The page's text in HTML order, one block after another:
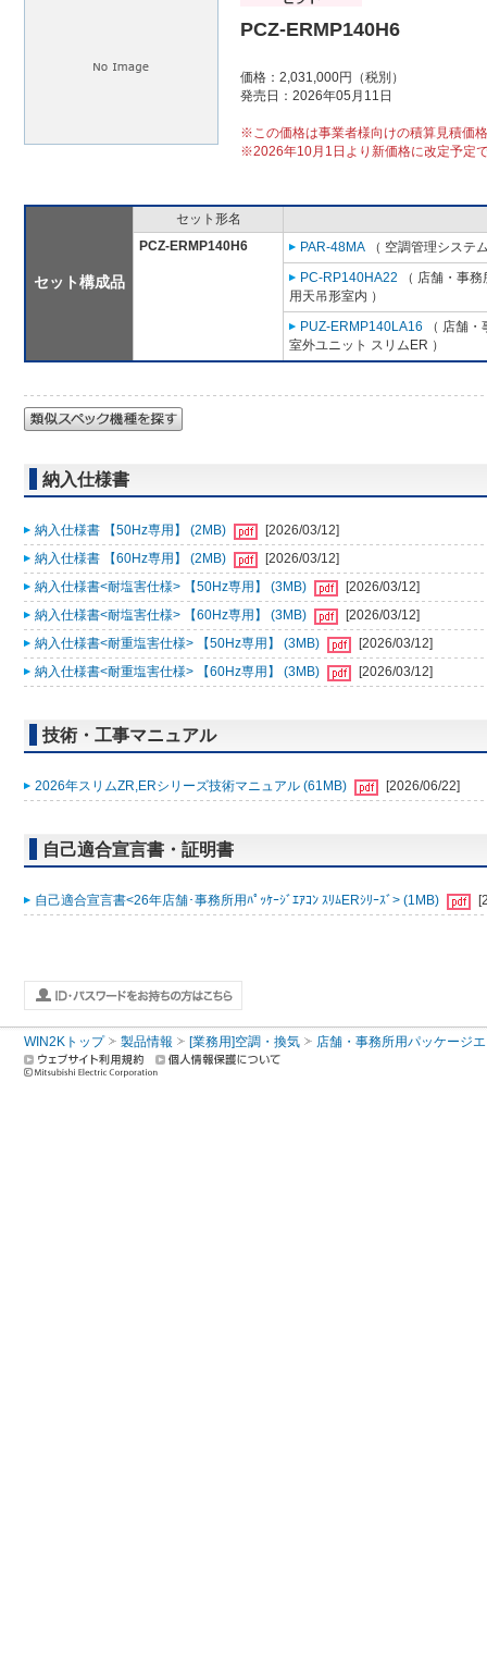
PCZ-ERMP140H6
価格：2,031,000円（税別）
発売日：2026年05月11日
※この価格は事業者様向けの積算見積価
※2026年10月1日より新価格に改定予定
セット構成品
セット形名
PCZ-ERMP140H6
PAR-48MA （ 空調管理システ
PC-RP140HA22 （ 店舗・事
用天吊形室内 ）
PUZ-ERMP140LA16 （ 店舗
室外ユニット スリムER ）
納入仕様書
納入仕様書 【50Hz専用】 (2MB)
[2026/03/12]
納入仕様書 【60Hz専用】 (2MB)
[2026/03/12]
納入仕様書<耐塩害仕様> 【50Hz専用】 (3MB)
[2026/03/12]
納入仕様書<耐塩害仕様> 【60Hz専用】 (3MB)
[2026/03/12]
納入仕様書<耐重塩害仕様> 【50Hz専用】 (3MB)
[2026/03/12]
納入仕様書<耐重塩害仕様> 【60Hz専用】 (3MB)
[2026/03/12]
技術・工事マニュアル
2026年スリムZR,ERシリーズ技術マニュアル (61MB) [2026/06/22]
自己適合宣言書・証明書
自己適合宣言書<26年店舗･事務所用ﾊﾟｯｹｰｼﾞｴｱｺﾝ ｽﾘﾑERｼﾘｰｽﾞ> (1MB)
WIN2Kトップ 製品情報 [業務用]空調・換気 店舗・事務所用パッケージ